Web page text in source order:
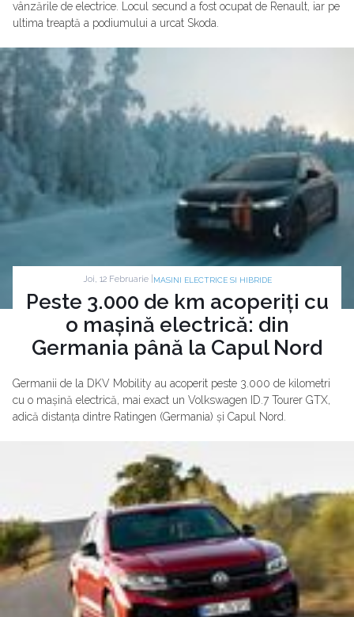
vânzările de electrice. Locul secund a fost ocupat de Renault, iar pe
ultima treaptă a podiumului a urcat Skoda.
Joi, 12 Februarie | MASINI ELECTRICE SI HIBRIDE
Peste 3.000 de km acoperiți cu
o mașină electrică: din
Germania până la Capul Nord
Germanii de la DKV Mobility au acoperit peste 3.000 de kilometri
cu o mașină electrică, mai exact un Volkswagen ID.7 Tourer GTX,
adică distanța dintre Ratingen (Germania) și Capul Nord.